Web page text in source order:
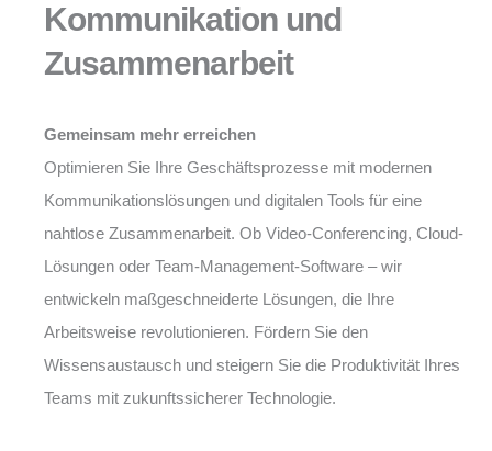
Kommunikation und
Zusammenarbeit
Gemeinsam mehr erreichen
Optimieren Sie Ihre Geschäftsprozesse mit modernen
Kommunikationslösungen und digitalen Tools für eine
nahtlose Zusammenarbeit. Ob Video-Conferencing, Cloud-
Lösungen oder Team-Management-Software – wir
entwickeln maßgeschneiderte Lösungen, die Ihre
Arbeitsweise revolutionieren. Fördern Sie den
Wissensaustausch und steigern Sie die Produktivität Ihres
Teams mit zukunftssicherer Technologie.